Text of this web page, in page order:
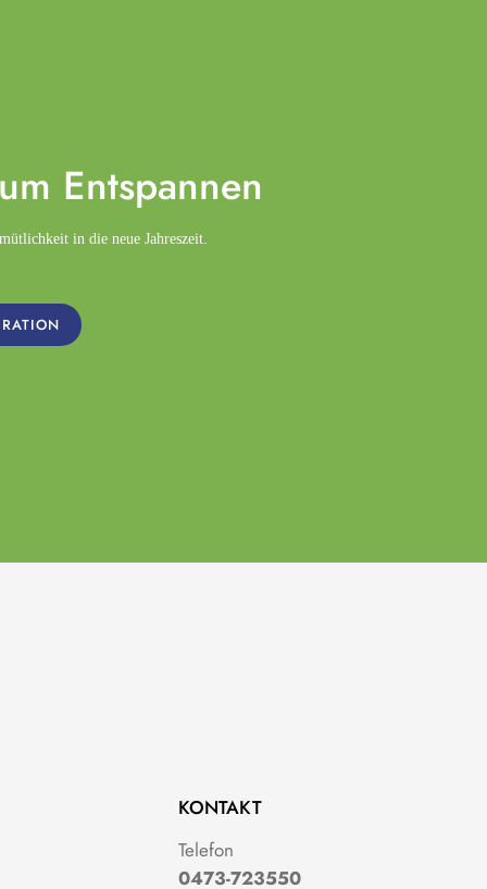
Entspannen
in die neue Jahreszeit.
KONTAKT
Telefon
0473-723550